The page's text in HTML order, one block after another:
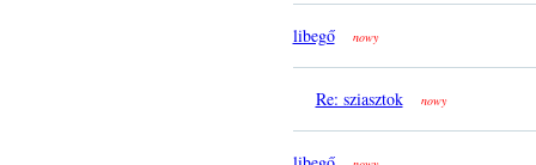
libegő nowy
Re: sziasztok nowy